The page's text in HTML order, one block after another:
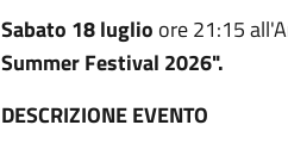
Sabato 18 luglio ore 21:15
Summer Festival 2026".
DESCRIZIONE EVENTO